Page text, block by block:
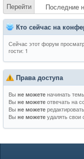
Перейти
Кто сейчас на
Сейчас этот форум
гости: 1
Права доступа
Вы не можете начинать
Вы не можете отвечать на
Вы не можете
Вы не можете удалять свои